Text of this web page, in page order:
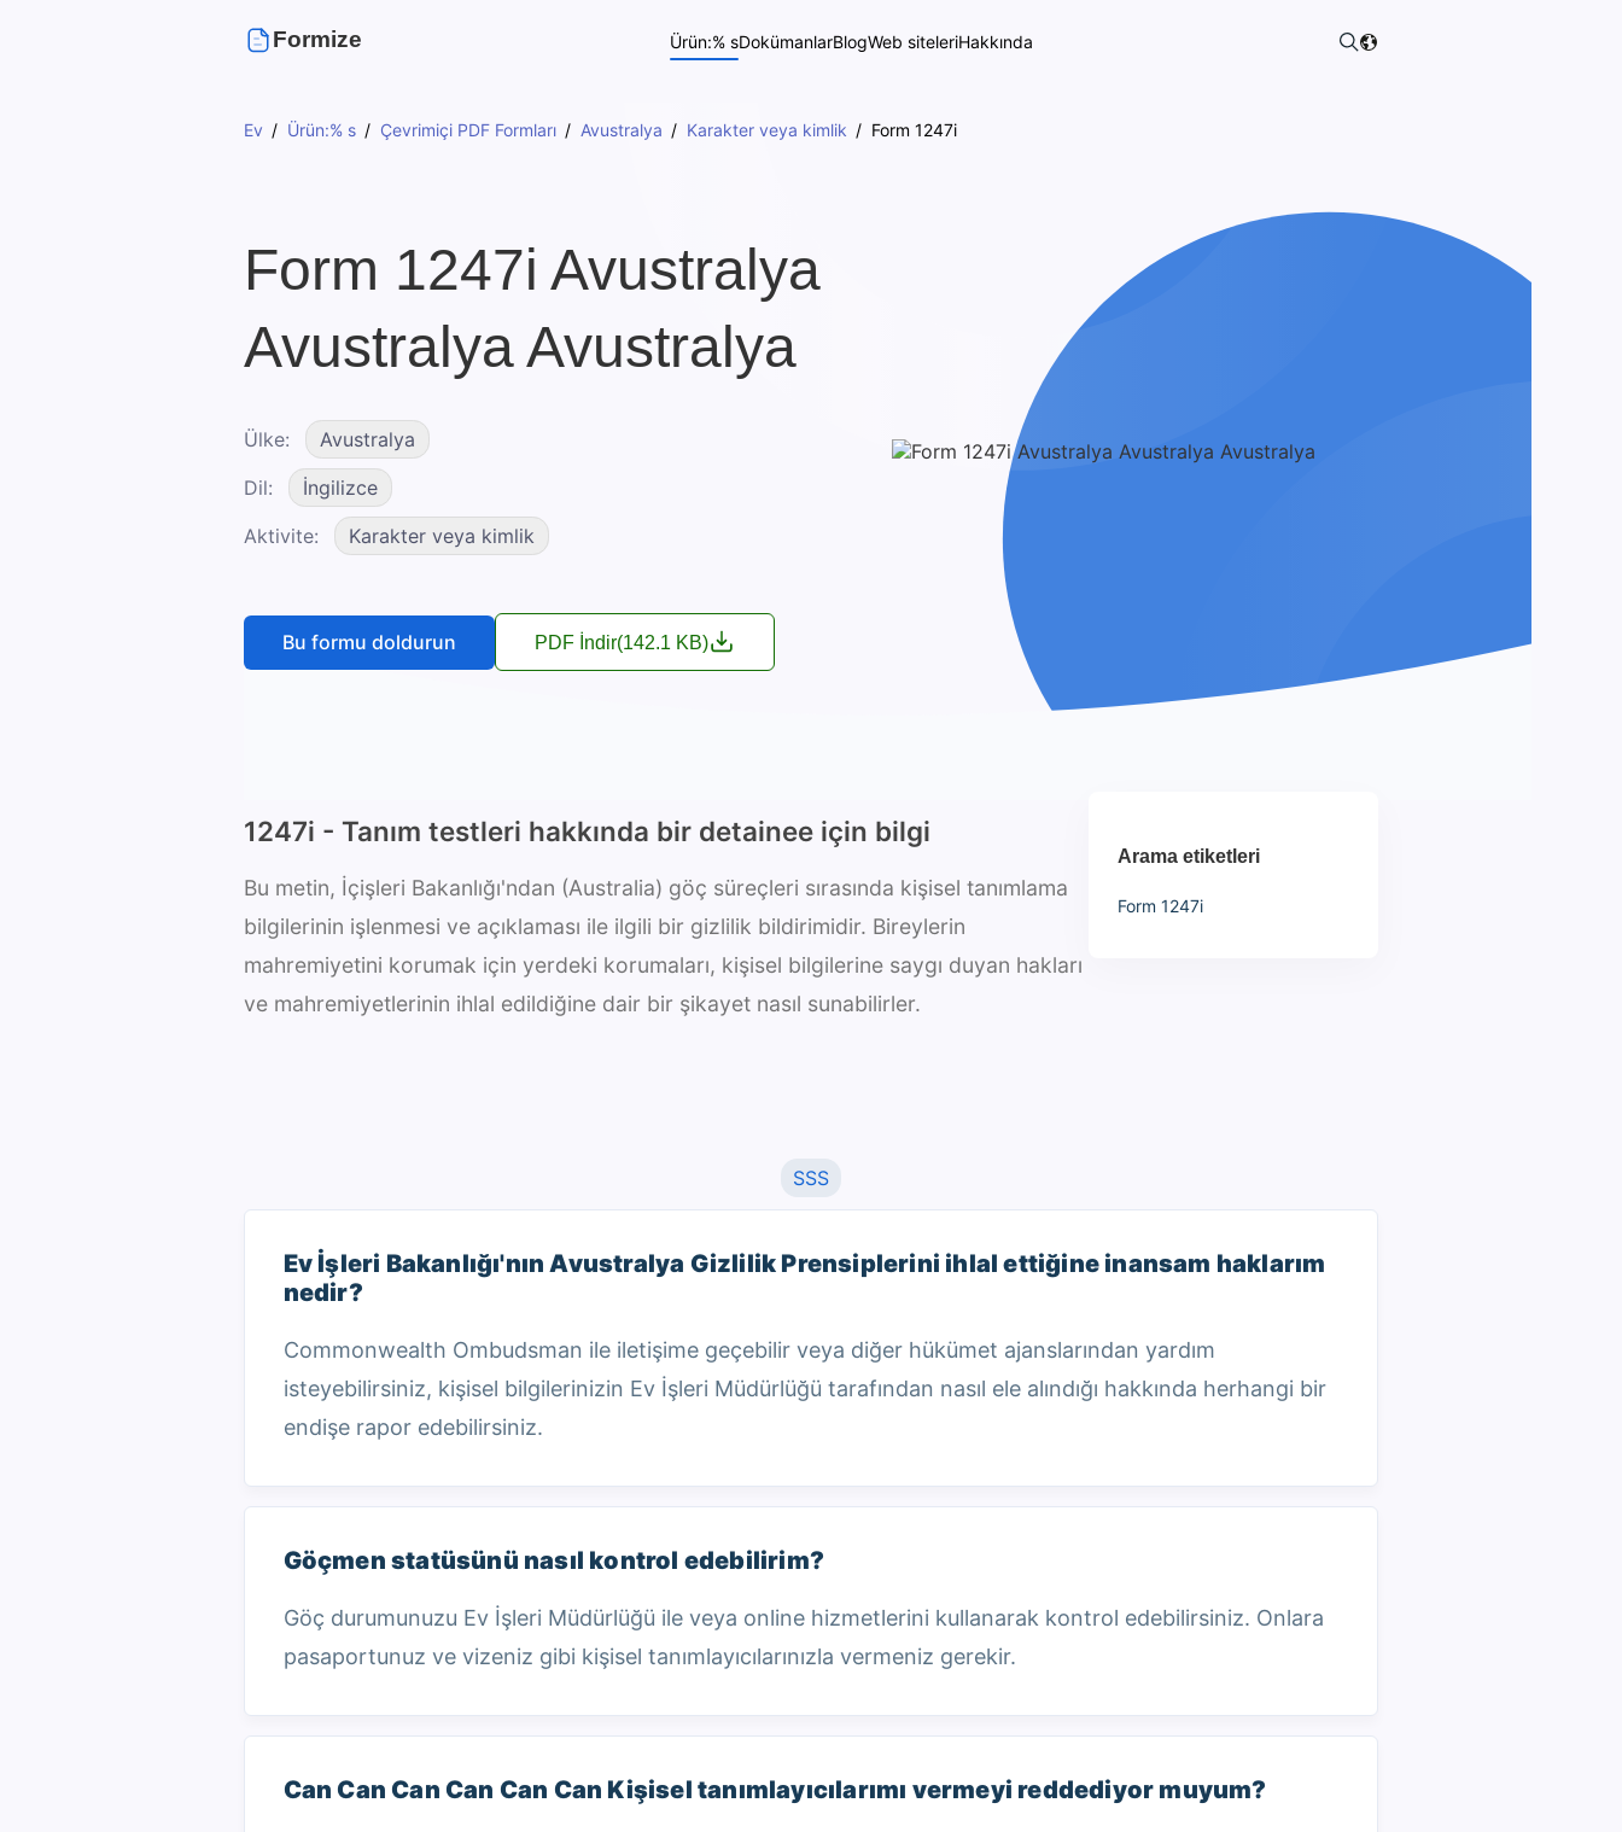
Formize Ürün:% sDokümanlarBlogWeb siteleriHakkında
Ev Ürün:% s Çevrimiçi PDF Formları Avustralya Karakter veya kimlik Form 1247i
Form 1247i Avustralya
Avustralya Avustralya
Ülke
Avustralya
Dil
İngilizce
Aktivite
Karakter veya kimlik
Bu formu doldurun PDF İndir(142.1 KB)
1247i - Tanım testleri hakkında bir detainee için bilgi
Bu metin, İçişleri Bakanlığı'ndan (Australia) göç süreçleri sırasında kişisel tanımlama
bilgilerinin işlenmesi ve açıklaması ile ilgili bir gizlilik bildirimidir. Bireylerin
mahremiyetini korumak için yerdeki korumaları, kişisel bilgilerine saygı duyan hakları
ve mahremiyetlerinin ihlal edildiğine dair bir şikayet nasıl sunabilirler.
Arama etiketleri
Form 1247i
SSS
Ev İşleri Bakanlığı'nın Avustralya Gizlilik Prensiplerini ihlal ettiğine inansam haklarım
nedir?
Commonwealth Ombudsman ile iletişime geçebilir veya diğer hükümet ajanslarından yardım
isteyebilirsiniz, kişisel bilgilerinizin Ev İşleri Müdürlüğü tarafından nasıl ele alındığı hakkında herhangi bir
endişe rapor edebilirsiniz.
Göçmen statüsünü nasıl kontrol edebilirim?
Göç durumunuzu Ev İşleri Müdürlüğü ile veya online hizmetlerini kullanarak kontrol edebilirsiniz. Onlara
pasaportunuz ve vizeniz gibi kişisel tanımlayıcılarınızla vermeniz gerekir.
Can Can Can Can Can Can Kişisel tanımlayıcılarımı vermeyi reddediyor muyum?